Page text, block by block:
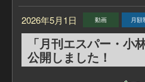
参加し、パワースポット情報
コミュニティです。
毎月更新する「月刊エスパー
携を強化して、楽しいコンテ
もちろん、コミュニケーショ
2026年5月1日 動画 月額
「月刊エスパー・小
公開しました！